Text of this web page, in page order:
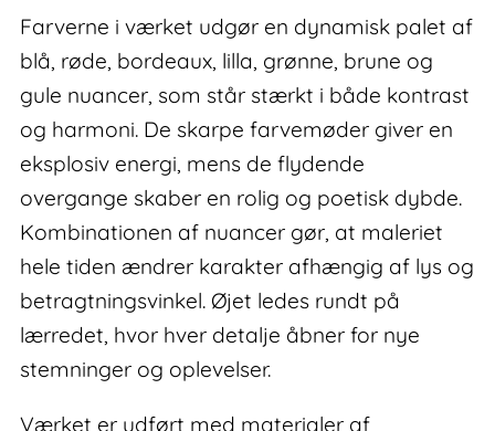
Farverne i værket udgør en dynamisk palet af
blå, røde, bordeaux, lilla, grønne, brune og
gule nuancer, som står stærkt i både kontrast
og harmoni. De skarpe farvemøder giver en
eksplosiv energi, mens de flydende
overgange skaber en rolig og poetisk dybde.
Kombinationen af nuancer gør, at maleriet
hele tiden ændrer karakter afhængig af lys og
betragtningsvinkel. Øjet ledes rundt på
lærredet, hvor hver detalje åbner for nye
stemninger og oplevelser.
Værket er udført med materialer af